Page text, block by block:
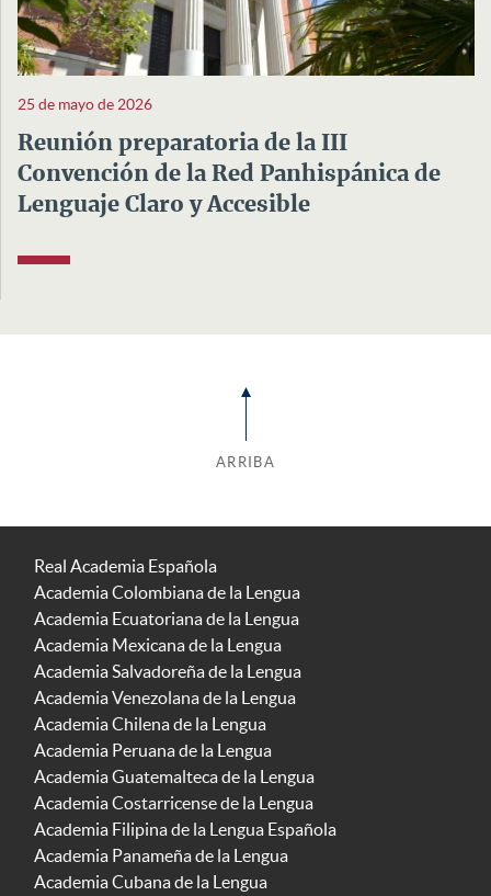
25 de mayo de 2026
Reunión preparatoria de la III
Convención de la Red Panhispánica de
Lenguaje Claro y Accesible
ARRIBA
Real Academia Española
Academia Colombiana de la Lengua
Academia Ecuatoriana de la Lengua
Academia Mexicana de la Lengua
Academia Salvadoreña de la Lengua
Academia Venezolana de la Lengua
Academia Chilena de la Lengua
Academia Peruana de la Lengua
Academia Guatemalteca de la Lengua
Academia Costarricense de la Lengua
Academia Filipina de la Lengua Española
Academia Panameña de la Lengua
Academia Cubana de la Lengua